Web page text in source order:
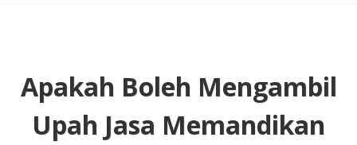
Apakah Boleh Mengambil
Upah Jasa Memandikan